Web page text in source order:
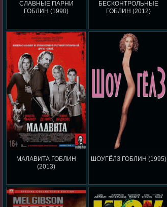
СЛАВНЫЕ ПАРНИ
ГОБЛИН (1990)
БЕСКОНТРОЛЬНЫЕ
ГОБЛИН (2012)
МАЛАВИТА ГОБЛИН
(2013)
ШОУГЁЛЗ ГОБЛИН (1995)